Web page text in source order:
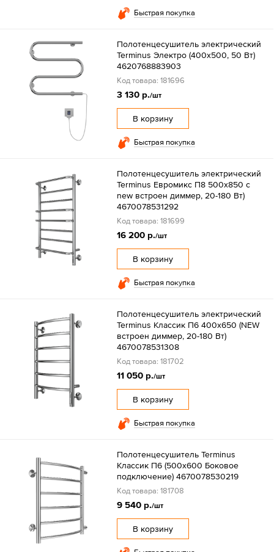
Быстрая покупка
Полотенцесушитель электрический
Terminus Электро (400х500, 50 Вт)
4620768883903
Код товара: 181696
3 130 р./шт
В корзину
Быстрая покупка
Полотенцесушитель электрический
Terminus Евромикс П8 500х850 c
new встроен диммер, 20-180 Вт)
4670078531292
Код товара: 181699
16 200 р./шт
В корзину
Быстрая покупка
Полотенцесушитель электрический
Terminus Классик П6 400х650 (NEW
встроен диммер, 20-180 Вт)
4670078531308
Код товара: 181702
11 050 р./шт
В корзину
Быстрая покупка
Полотенцесушитель Terminus
Классик П6 (500х600 Боковое
подключение) 4670078530219
Код товара: 181708
9 540 р./шт
В корзину